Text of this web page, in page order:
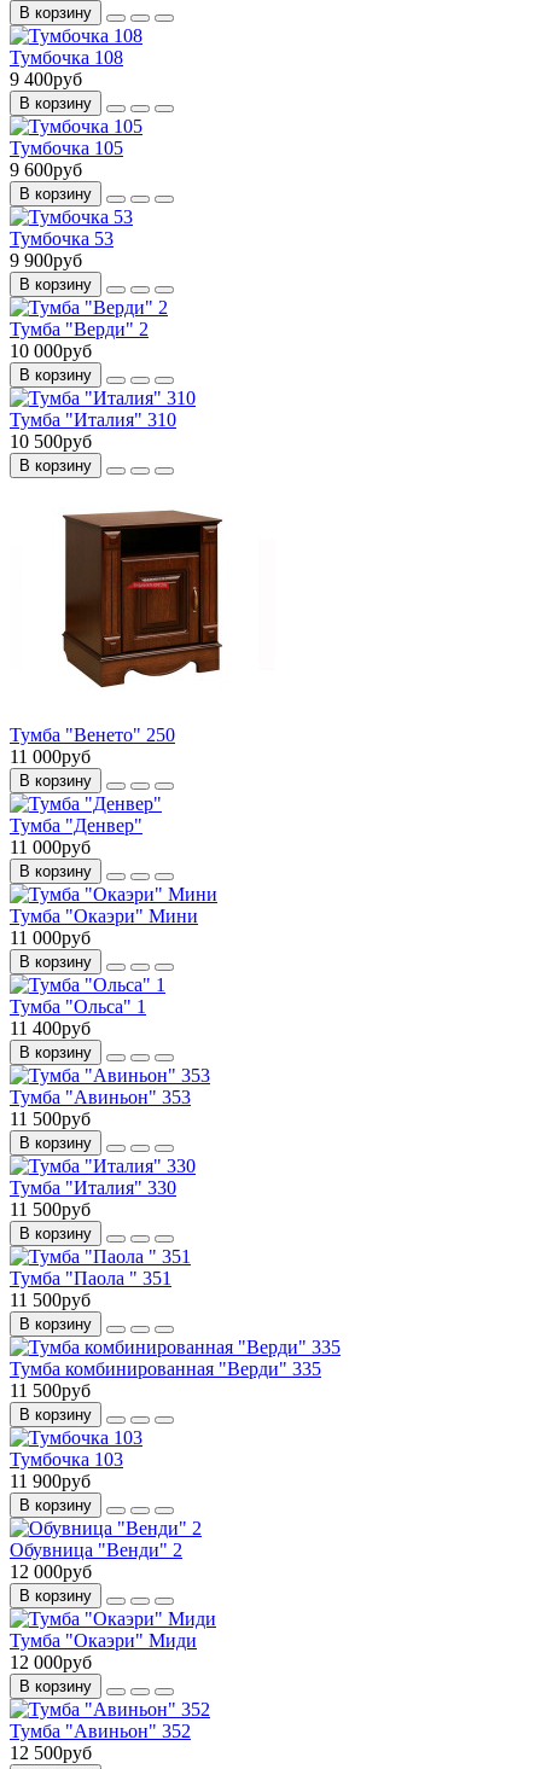
В корзину
Тумбочка 108
9 400руб
В корзину
Тумбочка 105
9 600руб
В корзину
Тумбочка 53
9 900руб
В корзину
Тумба "Верди" 2
10 000руб
В корзину
Тумба "Италия" 310
10 500руб
В корзину
Тумба "Венето" 250
11 000руб
В корзину
Тумба "Денвер"
11 000руб
В корзину
Тумба "Окаэри" Мини
11 000руб
В корзину
Тумба "Ольса" 1
11 400руб
В корзину
Тумба "Авиньон" 353
11 500руб
В корзину
Тумба "Италия" 330
11 500руб
В корзину
Тумба "Паола " 351
11 500руб
В корзину
Тумба комбинированная "Верди" 335
11 500руб
В корзину
Тумбочка 103
11 900руб
В корзину
Обувница "Венди" 2
12 000руб
В корзину
Тумба "Окаэри" Миди
12 000руб
В корзину
Тумба "Авиньон" 352
12 500руб